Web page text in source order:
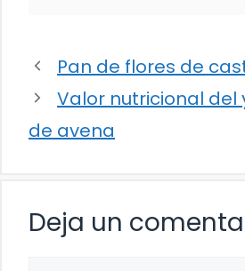
Pan de flores de
Valor nutricional del
de avena
Deja un